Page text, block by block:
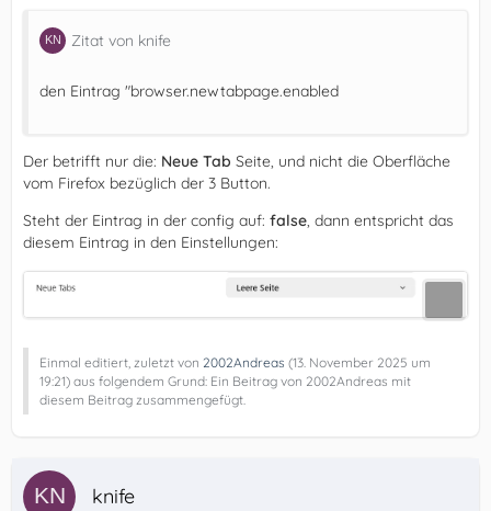
Zitat von knife
den Eintrag "browser.newtabpage.enabled
Der betrifft nur die: Neue Tab Seite, und nicht die Oberfläche
vom Firefox bezüglich der 3 Button.
Steht der Eintrag in der config auf: false, dann entspricht das
diesem Eintrag in den Einstellungen:
Einmal editiert, zuletzt von 2002Andreas (13. November 2025 um
19:21) aus folgendem Grund: Ein Beitrag von 2002Andreas mit
diesem Beitrag zusammengefügt.
knife